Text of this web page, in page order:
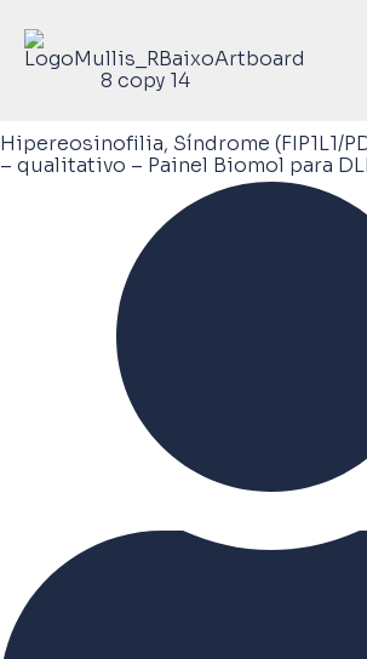
Hipereosinofilia, Síndrome (FIP1L1/
– qualitativo – Painel Biomol para